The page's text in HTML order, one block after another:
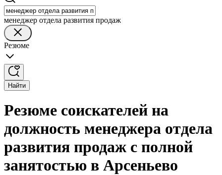
менеджер отдела развития продаж
Резюме
Найти
Резюме соискателей на
должность менеджера отдела
развития продаж с полной
занятостью в Арсеньево